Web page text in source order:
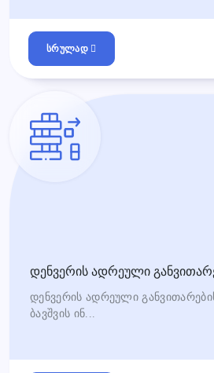
სრულად
დენვერის ადრეული
დენვერის ადრეული
ბავშვის ინ...